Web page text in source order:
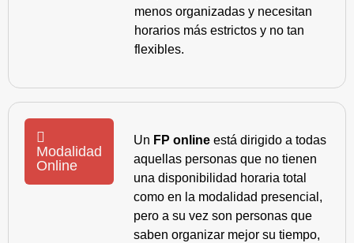
menos organizadas y necesitan
horarios más estrictos y no tan
flexibles.
Modalidad
Online
Un FP online está dirigido a todas
aquellas personas que no tienen
una disponibilidad horaria total
como en la modalidad presencial,
pero a su vez son personas que
saben organizar mejor su tiempo,